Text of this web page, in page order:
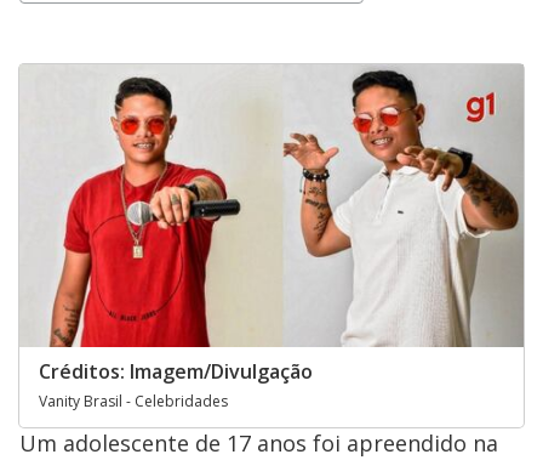
Créditos: Imagem/Divulgação
Vanity Brasil - Celebridades
Um adolescente de 17 anos foi apreendido na